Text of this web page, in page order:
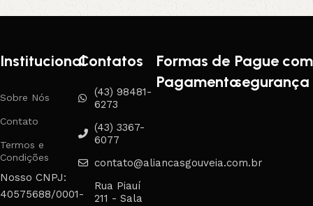
Institucional
Sobre Nós
Contato
Termos e
Condições
Nosso CNPJ:
40575688/0001-
Contatos
(43) 98481-
6273
(43) 3367-
6077
contato@aliancasgouveia.com.br
Rua Piauí
211 - Sala
Formas de
Pagamento
Pague com
segurança